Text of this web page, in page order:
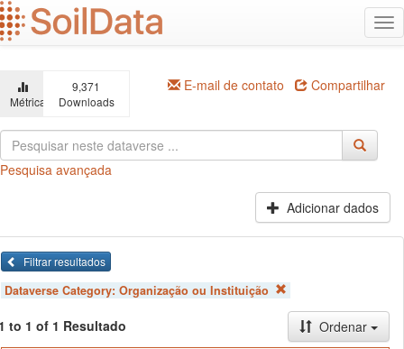
Ir
para
o
principal
Métricas
9,371
Downloads
E-mail de contato Compartilhar
Pesquisa avançada
Adicionar dados
Filtrar resultados
Dataverse Category: Organização ou Instituição
to 1 of 1 Resultado
Ordenar